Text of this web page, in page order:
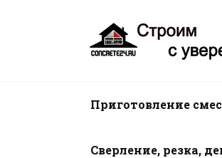
Приготовление
Сверление, резка,